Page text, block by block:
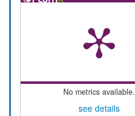
No metrics available.
see details